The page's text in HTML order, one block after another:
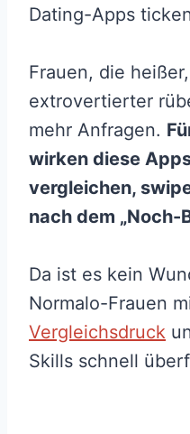
Dating-Apps
Frauen, die
extrovertierter
mehr Anfragen.
wirken diese
vergleichen,
nach dem „Noch-
Da ist es kein
Normalo-Frauen
Vergleichsdruck
Skills schnell